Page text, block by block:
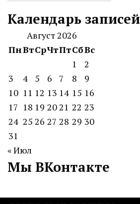
Календарь записей
Август 2026
ПнВтСрЧтПтСбВс
1
2
3
4 5 6 7 8
9
10 11 12 13 14 15 16
17 18 19 2021 22 23
24 25 26 27 28 29 30
31
« Июл
Мы ВКонтакте